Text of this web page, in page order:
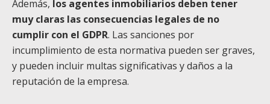
Además, los agentes inmobiliarios deben tener
muy claras las consecuencias legales de no
cumplir con el GDPR. Las sanciones por
incumplimiento de esta normativa pueden ser graves,
y pueden incluir multas significativas y daños a la
reputación de la empresa.